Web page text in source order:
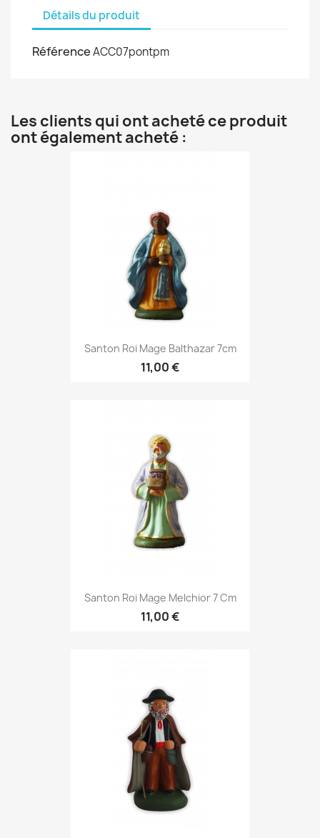
Détails du produit
RéférenceACC07pontpm
Les clients qui ont acheté ce produit
ont également acheté :
Santon Roi Mage Balthazar 7cm
11,00 €
Santon Roi Mage Melchior 7 Cm
11,00 €